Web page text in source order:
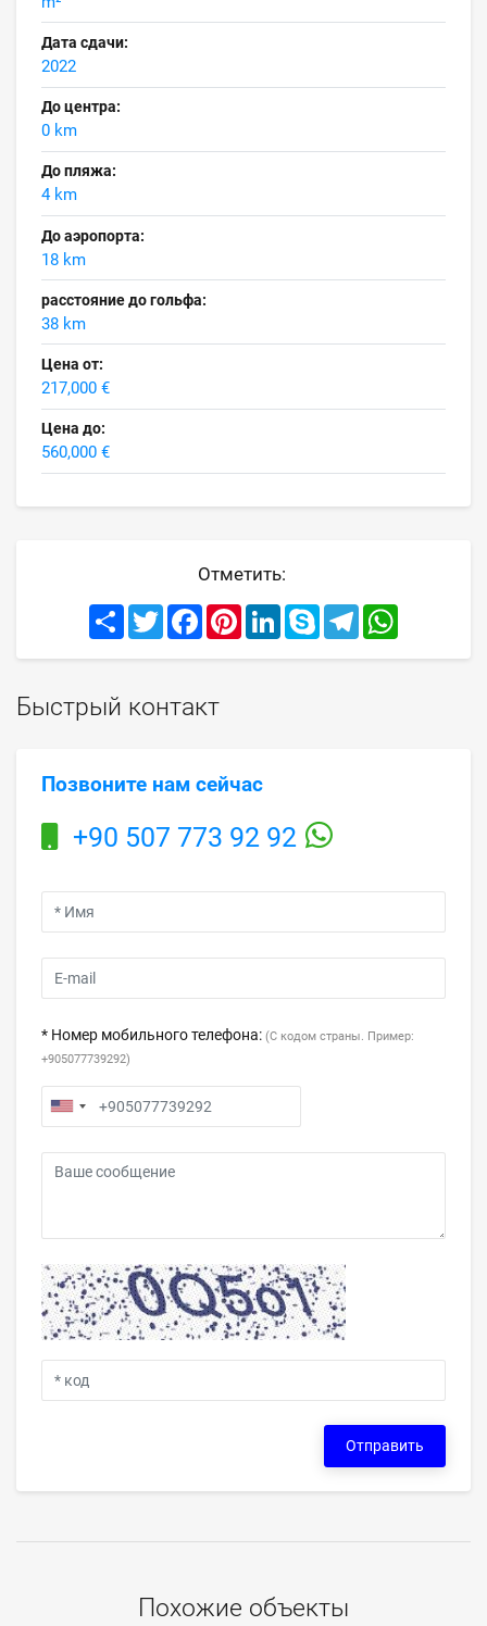
Дата сдачи:
2022
До центра:
0 km
До пляжа:
4 km
До аэропорта:
18 km
расстояние до гольфа:
38 km
Цена от:
217,000 €
Цена до:
560,000 €
Отметить:
Share TwitterFacebookPinterestLinkedInSkype Telegram
Быстрый контакт
Позвоните нам сейчас
+90 507 773 92 92
* Номер мобильного телефона: (С кодом страны. Пример:
+905077739292)
Отправить
Похожие объекты